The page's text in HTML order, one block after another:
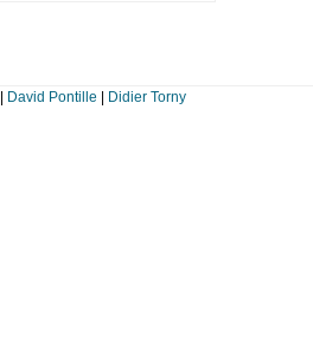
David Pontille Didier Torny